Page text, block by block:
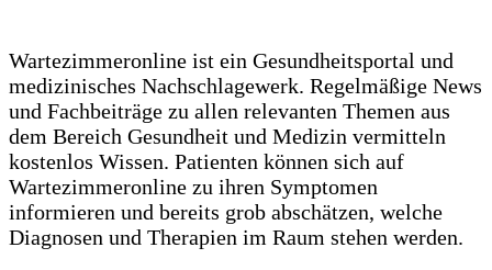
Wartezimmeronline ist ein Gesundheitsportal und
medizinisches Nachschlagewerk. Regelmäßige News
und Fachbeiträge zu allen relevanten Themen aus
dem Bereich Gesundheit und Medizin vermitteln
kostenlos Wissen. Patienten können sich auf
Wartezimmeronline zu ihren Symptomen
informieren und bereits grob abschätzen, welche
Diagnosen und Therapien im Raum stehen werden.